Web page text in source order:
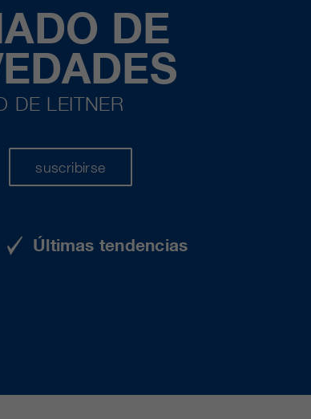
DE
DE LEITNER
suscribirse
Últimas tendencias